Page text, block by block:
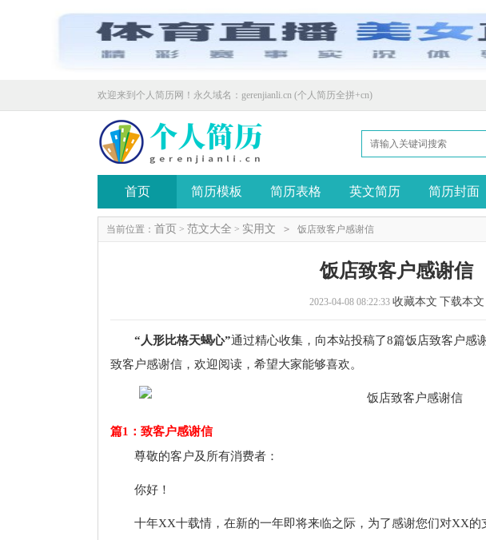
欢迎来到个人简历网！永久域名：gerenjianli.cn (个人简历全拼+cn)
首页 简历模板 简历表格 英文简历 简历封面
当前位置： 首页 > 范文大全 > 实用文 > 饭店致客户感谢信
饭店致客户感谢信
2023-04-08 08:22:33 收藏本文 下载本文
“人形比格天蝎心”通过精心收集，向本站投稿了8篇饭店致客户感
致客户感谢信，欢迎阅读，希望大家能够喜欢。
篇1：致客户感谢信
尊敬的客户及所有消费者：
你好！
十年XX十载情，在新的一年即将来临之际，为了感谢您们对XX